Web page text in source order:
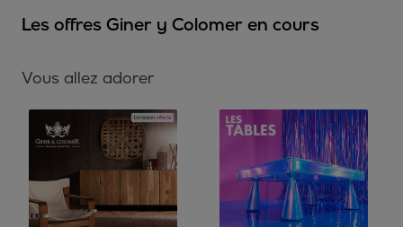
Les offres Giner y Colomer en cours
Vous allez adorer